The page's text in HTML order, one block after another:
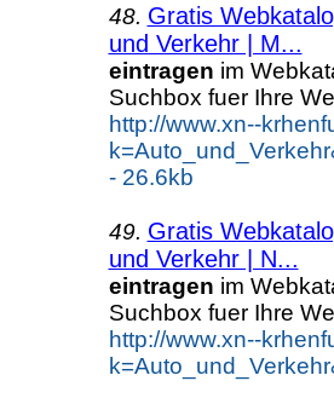
48. Gratis
und Verkehr | M...
eintragen im
Suchbox fuer Ihre
http://www.xn--
- 26.6kb
49. Gratis
und Verkehr | N...
eintragen im
Suchbox fuer Ihre
http://www.xn--